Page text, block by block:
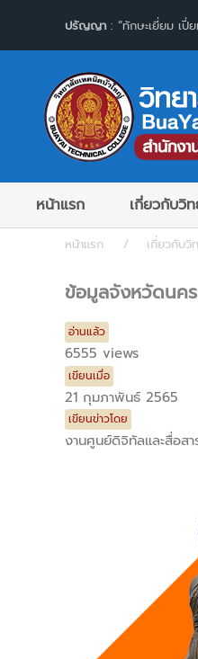
ปรัญญา : “ทักษะเยี่ยม เปี่
หน้าแรก เกี่ยวกับวิ
หน้าแรก เกี่ยวกับวิ
ข้อมูลจังหวัดนคร
อ่านแล้ว
6555 views
เขียนเมื่อ
21 กุมภาพันธ์ 2565
เขียนข่าวโดย
งานศูนย์ดิจิทัลและสื่อส